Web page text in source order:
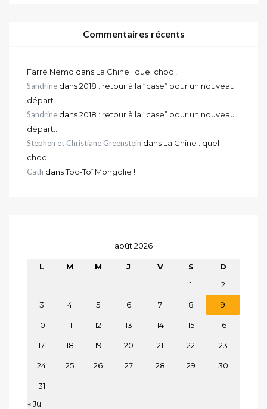
Commentaires récents
Farré Nemo dans La Chine : quel choc !
Sandrine dans2018 : retour à la “case” pour un nouveau
départ…
Sandrine dans2018 : retour à la “case” pour un nouveau
départ…
Stephen et Christiane Greenstein dans La Chine : quel
choc !
Cath dansToc-Toï Mongolie !
août 2026
L M M J V S D
« Juil
1 2
3 4 5 6 7 8 9
10 11 12 13 14 15 16
17 18 19 20 21 22 23
24 25 26 27 28 29 30
31